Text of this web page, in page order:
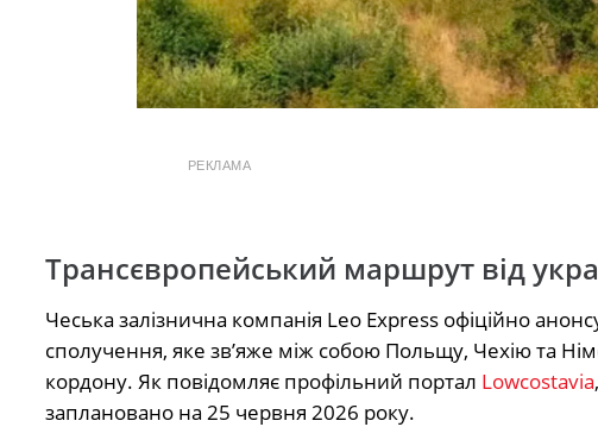
РЕКЛАМА
Трансєвропейський маршрут від
Чеська залізнична компанія Leo Express офіційно
сполучення, яке зв’яже між собою Польщу, Чехію та
кордону. Як повідомляє профільний портал Lowcostavia
заплановано на 25 червня 2026 року.